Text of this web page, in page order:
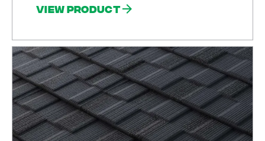
View product